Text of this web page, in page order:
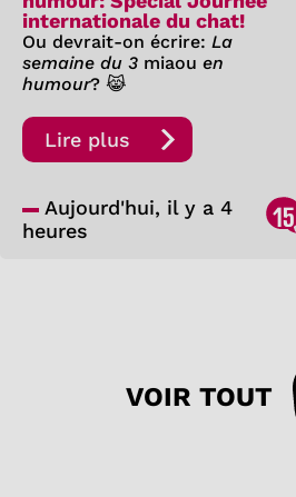
internationale du chat!
Ou devrait-on écrire: La
semaine du 3 miaou en
humour? 😹
Lire plus
Aujourd'hui, il y a 4
heures
15
VOIR TOUT